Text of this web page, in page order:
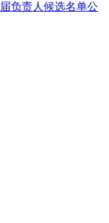
负责人候选名单公